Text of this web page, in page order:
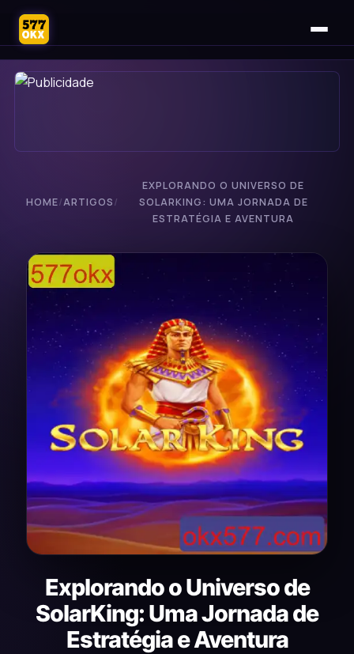
HOME/ARTIGOS/
EXPLORANDO O UNIVERSO DE
SOLARKING: UMA JORNADA DE
ESTRATÉGIA E AVENTURA
Explorando o Universo de
SolarKing: Uma Jornada de
Estratégia e Aventura